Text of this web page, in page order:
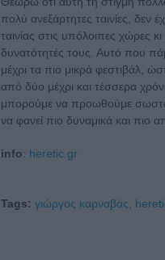
πολύ ανεξάρτητες ταινίες, δεν
ταινίας στις υπόλοιπες χώρες
δυνατότητές τους. Αυτό που
μέχρι τα πιο μικρά φεστιβάλ,
από δύο μέχρι και τέσσερα
μπορούμε να προωθούμε σωστά
να φανεί πιο δυναμικά και πιο
info: heretic.gr
Tags: γιώργος καρναβάς,